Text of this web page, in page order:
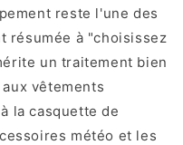
reste l'une des
résumée à "choisissez
un traitement bien
vêtements
la casquette de
météo et les